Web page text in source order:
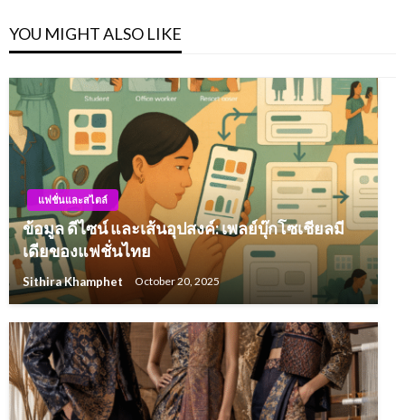
YOU MIGHT ALSO LIKE
แฟชั่นและสไตล์
ข้อมูล ดีไซน์ และเส้นอุปสงค์: เพลย์บุ๊กโซเชียลมี
เดียของแฟชั่นไทย
Sithira Khamphet October 20, 2025